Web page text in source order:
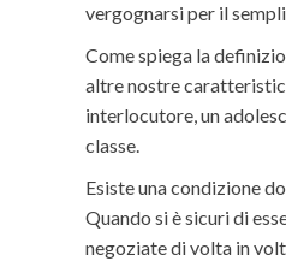
vergognarsi per il
Come spiega la
altre nostre
interlocutore, un
classe.
Esiste una condizione
Quando si è sicuri di
negoziate di volta in